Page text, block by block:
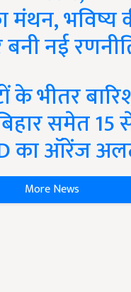
मंथन, भविष्य
नई
के भीतर
समेत 15
का ऑरेंज
More News